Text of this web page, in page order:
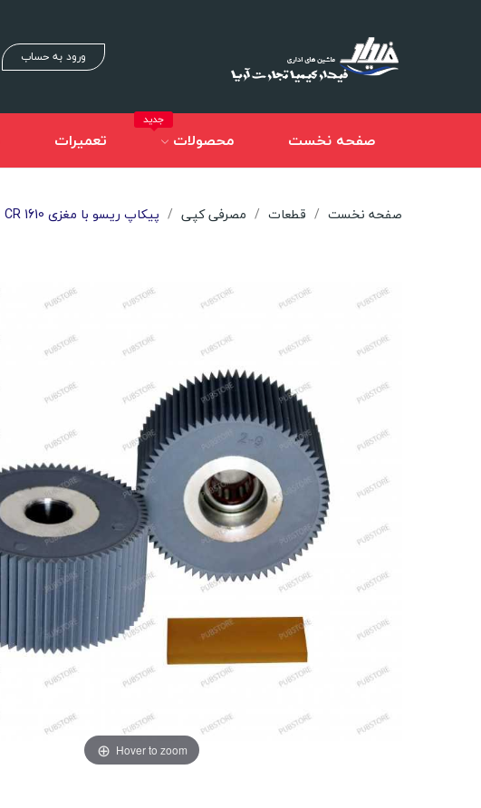
ورود به حساب
صفحه نخست محصولات
جدید
تعمیرات
صفحه نخست قطعات مصرفی کپی پیکاپ ریسو با مغزی CR 1610
Hover to zoom